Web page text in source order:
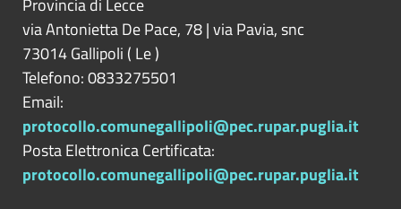
via Antonietta De Pace, 78 | via Pavia, snc
73014Gallipoli ( Le)
Telefono: 0833275501
Email:
protocollo.comunegallipoli@pec.rupar.puglia.it
Posta Elettronica Certificata:
protocollo.comunegallipoli@pec.rupar.puglia.it